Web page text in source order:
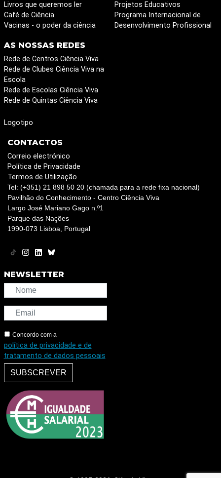
Livros que queremos ler
Café de Ciência
Vacinas - o poder da ciência
Projetos Educativos
Programa Internacional de
Desenvolvimento Profissional
AS NOSSAS REDES
Rede de Centros Ciência Viva
Rede de Clubes Ciência Viva na
Escola
Rede de Escolas Ciência Viva
Rede de Quintas Ciência Viva
Logotipo
CONTACTOS
Correio electrónico
Política de Privacidade
Termos de Utilização
Tel: (+351) 21 898 50 20 (chamada para a rede fixa nacional)
Pavilhão do Conhecimento - Centro Ciência Viva
Largo José Mariano Gago n.º1
Parque das Nações
1990-073 Lisboa, Portugal
NEWSLETTER
Concordo com a
política de privacidade e de
tratamento de dados pessoais
SUBSCREVER